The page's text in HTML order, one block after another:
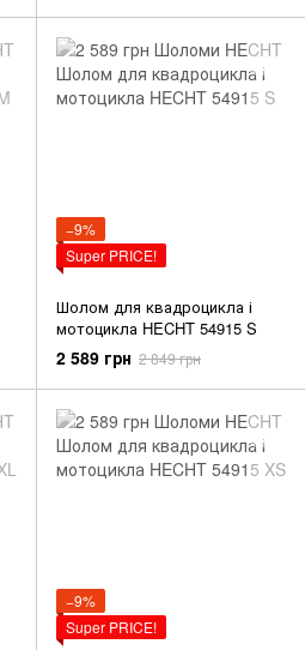
−9%
Super PRICE!
Шолом для квадроцикла і
мотоцикла HECHT 54915 S
2 589 грн 2 849 грн
−9%
Super PRICE!